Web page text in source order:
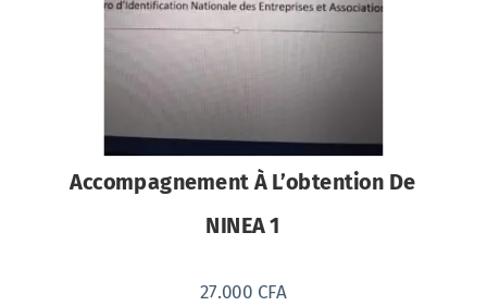
Accompagnement À L’obtention De
NINEA 1
27.000 CFA